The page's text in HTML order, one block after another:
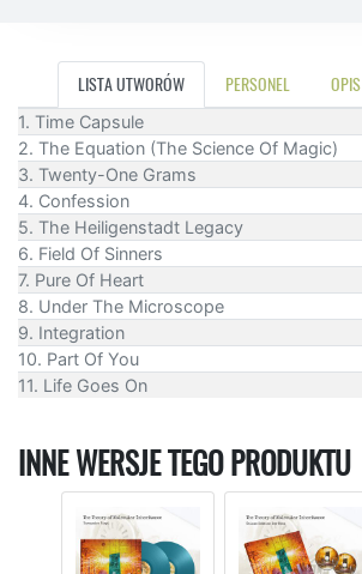
LISTA UTWORÓW PERSONEL OPIS
1. Time Capsule
2. The Equation (The Science Of Magic)
3. Twenty-One Grams
4. Confession
5. The Heiligenstadt Legacy
6. Field Of Sinners
7. Pure Of Heart
8. Under The Microscope
9. Integration
10. Part Of You
11. Life Goes On
INNE WERSJE TEGO PRODUKTU